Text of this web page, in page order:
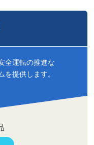
全運転の推進な
を提供します。